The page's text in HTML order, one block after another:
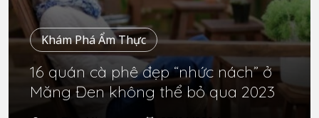
Khám Phá Ẩm Thực
16 quán cà phê đẹp “nhức nách” ở
Măng Đen không thể bỏ qua 2023